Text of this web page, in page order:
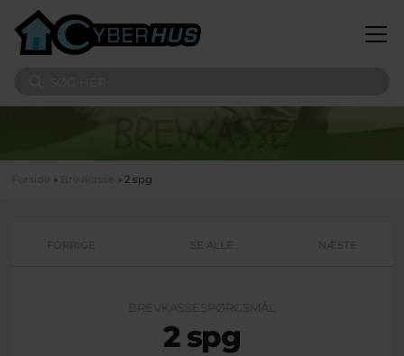
Du er her
» Brevkasse » 2 spg
FORRIGE SE ALLE NÆSTE
BREVKASSESPØRGSMÅL
2 spg